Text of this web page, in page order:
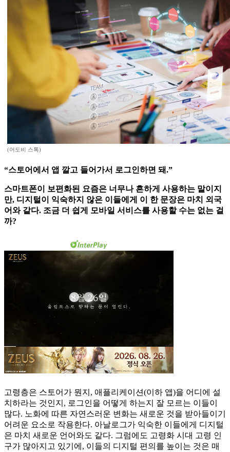
(어도비 스톡)
“스토어에서 앱 깔고 들어가서 로그인하면 돼.”
스마트폰이 보편화된 요즘은 너무나 흔하게 사용하는 말이지
만, 디지털이 익숙하지 않은 이들에게 이 한 문장은 마치 외국
어와 같다. 조금 더 쉽게 모바일 서비스를 사용할 수는 없는 걸
까?
고령층은 스토어가 뭔지, 애플리케이션(이하 앱)을 어디에 설
치하라는 것인지, 로그인을 어떻게 하는지 잘 모르는 이들이
많다. 노화에 따른 자연스러운 변화는 새로운 것을 받아들이기
어려운 요소로 작용한다. 아날로그가 익숙한 이들에게 디지털
은 마치 새로운 언어와도 같다. 그럼에도 고령화 시대 고령 인
구가 많아지고 있기에, 이들의 디지털 편의를 높이는 것은 매